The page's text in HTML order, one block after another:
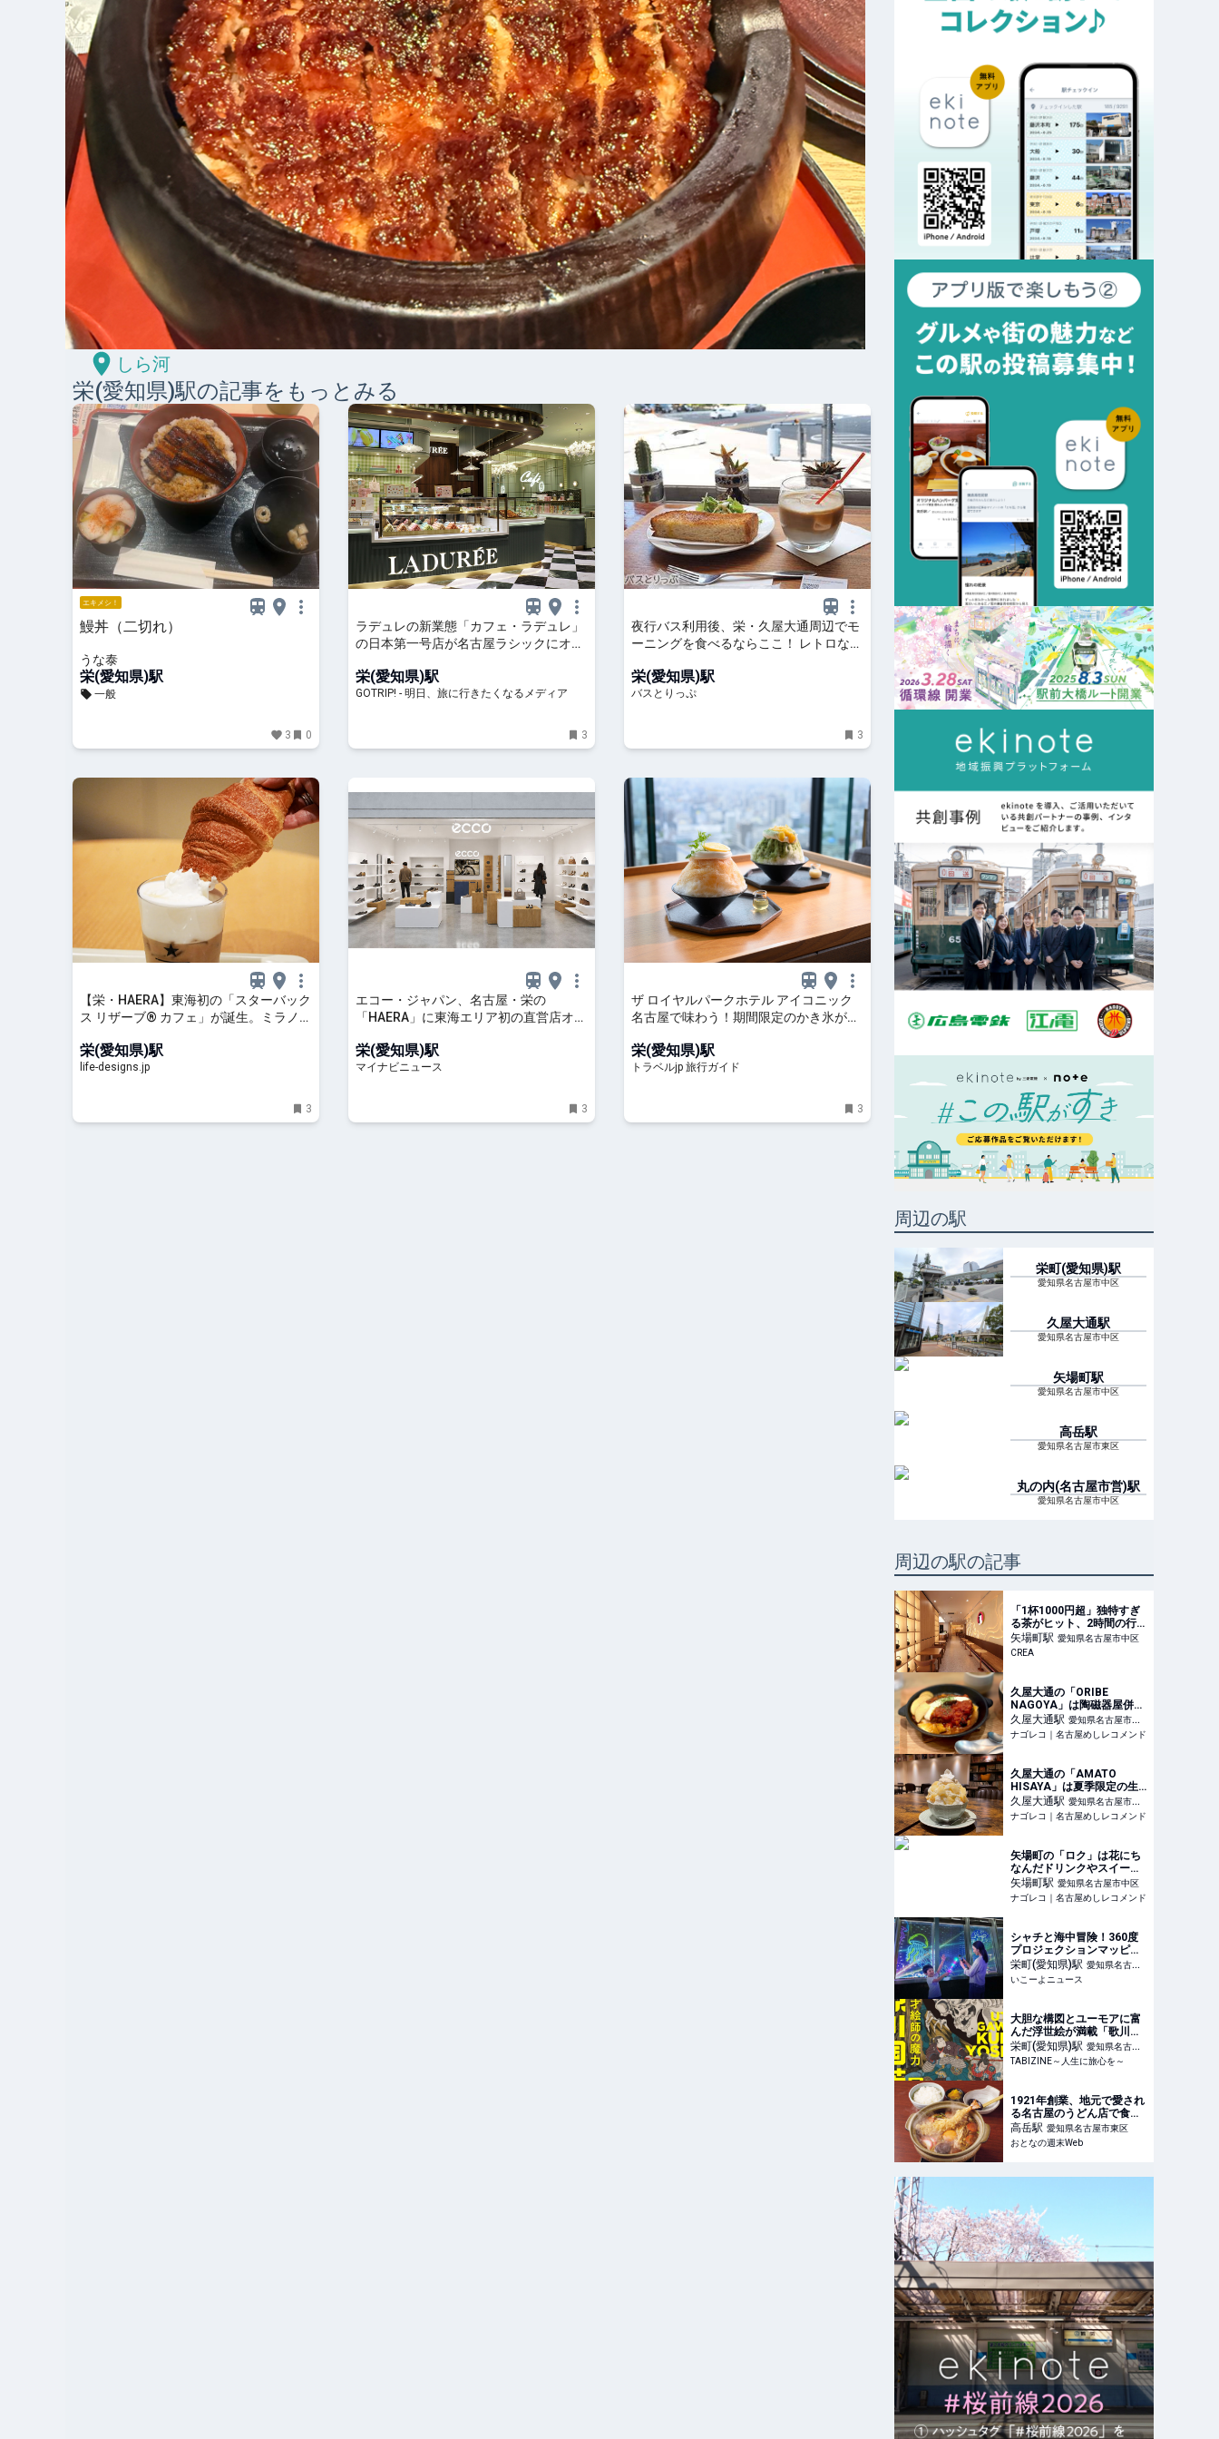
しら河
栄(愛知県)駅の記事をもっとみる
エキメシ！
鰻丼（二切れ）
うな泰
栄(愛知県)駅
一般
3 0
ラデュレの新業態「カフェ・ラデュレ」
の日本第一号店が名古屋ラシックにオー
栄(愛知県)駅
GOTRIP! - 明日、旅に行きたくなるメディア
3
夜行バス利用後、栄・久屋大通周辺でモ
ーニングを食べるならここ！ レトロな純
介
栄(愛知県)駅
バスとりっぷ
3
【栄・HAERA】東海初の「スターバック
ス リザーブ® カフェ」が誕生。ミラノ流
てきました｜名古屋 中区栄のカフェ・喫
茶店＞コーヒー専門店｜Life
栄(愛知県)駅
life-designs.jp
3
エコー・ジャパン、名古屋・栄の
「HAERA」に東海エリア初の直営店オー
栄(愛知県)駅
マイナビニュース
3
ザ ロイヤルパークホテル アイコニック
名古屋で味わう！期間限定のかき氷が登
栄(愛知県)駅
トラベルjp 旅行ガイド
3
周辺の駅
栄町(愛知県)駅
愛知県名古屋市中区
久屋大通駅
愛知県名古屋市中区
矢場町駅
愛知県名古屋市中区
高岳駅
愛知県名古屋市東区
丸の内(名古屋市営)駅
愛知県名古屋市中区
周辺の駅の記事
「1杯1000円超」独特すぎ
る茶がヒット、2時間の行
列も…“名古屋の主婦”が誘
致した“日本初上陸カフ
矢場町駅 愛知県名古屋市中区
CREA
久屋大通の「ORIBE
NAGOYA」は陶磁器屋併設
のおしゃれカフェ
久屋大通駅 愛知県名古屋市中
区
ナゴレコ｜名古屋めしレコメンド
久屋大通の「AMATO
HISAYA」は夏季限定の生
桃かき氷店
久屋大通駅 愛知県名古屋市中
区
ナゴレコ｜名古屋めしレコメンド
矢場町の「ロク」は花にち
なんだドリンクやスイーツ
が楽しめる癒しのカフェ
矢場町駅 愛知県名古屋市中区
ナゴレコ｜名古屋めしレコメンド
シャチと海中冒険！360度
プロジェクションマッピン
グで夜景が海に 名古屋テ
レビ塔
栄町(愛知県)駅 愛知県名古屋
市中区
いこーよニュース
大胆な構図とユーモアに富
んだ浮世絵が満載「歌川国
芳展―奇才絵師の魔力」開
催｜愛知県美術館 |
TABIZINE～人生に旅心を
栄町(愛知県)駅 愛知県名古屋
市中区
TABIZINE～人生に旅心を～
1921年創業、地元で愛され
る名古屋のうどん店で食べ
る味噌煮込みうどんは昔な
がらの味で最高だった
高岳駅 愛知県名古屋市東区
おとなの週末Web